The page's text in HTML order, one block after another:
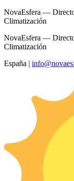
NovaEsfera —
Climatización
NovaEsfera —
Climatización
España |